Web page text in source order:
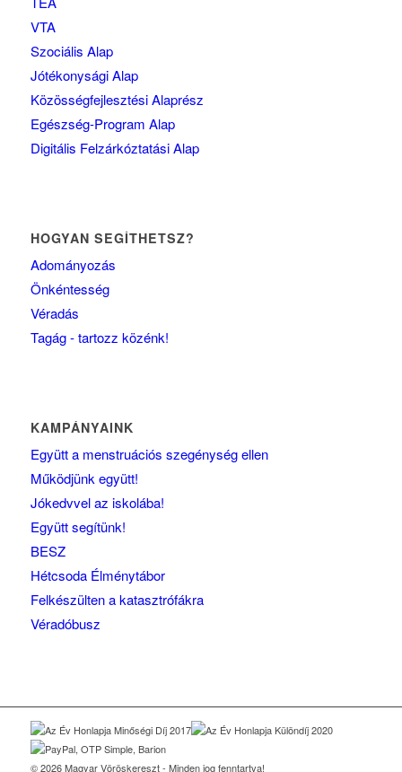
VTA
Szociális Alap
Jótékonysági Alap
Közösségfejlesztési Alaprész
Egészség-Program Alap
Digitális Felzárkóztatási Alap
HOGYAN SEGÍTHETSZ?
Adományozás
Önkéntesség
Véradás
Tagág - tartozz közénk!
KAMPÁNYAINK
Együtt a menstruációs szegénység ellen
Működjünk együtt!
Jókedvvel az iskolába!
Együtt segítünk!
BESZ
Hétcsoda Élménytábor
Felkészülten a katasztrófákra
Véradóbusz
© 2026 Magyar Vöröskereszt - Minden jog fenntartva!